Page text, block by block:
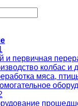
и первичная
колбас и
мяса,